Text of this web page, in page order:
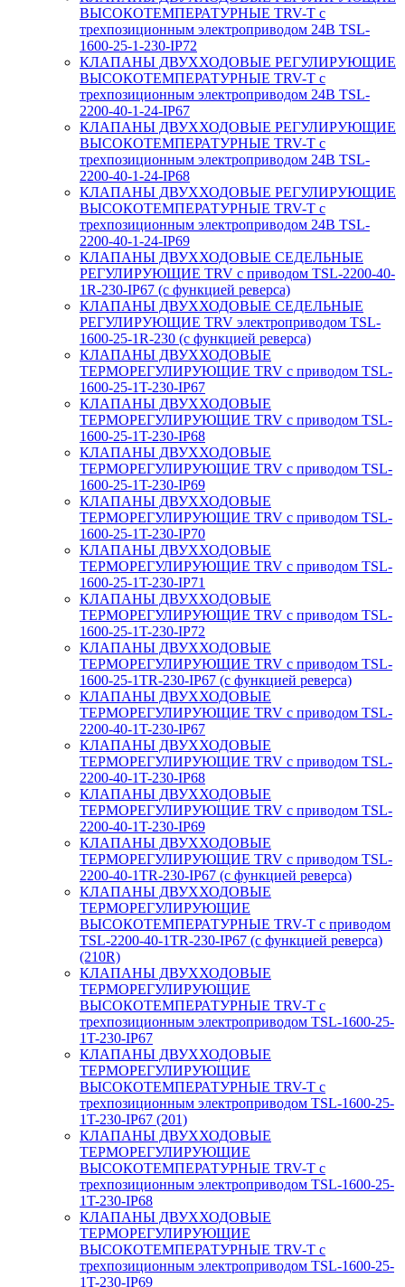
ВЫСОКОТЕМПЕРАТУРНЫЕ TRV-T с
трехпозиционным электроприводом 24В TSL-
1600-25-1-230-IP72
КЛАПАНЫ ДВУХХОДОВЫЕ РЕГУЛИРУЮЩИЕ
ВЫСОКОТЕМПЕРАТУРНЫЕ TRV-T с
трехпозиционным электроприводом 24В TSL-
2200-40-1-24-IP67
КЛАПАНЫ ДВУХХОДОВЫЕ РЕГУЛИРУЮЩИЕ
ВЫСОКОТЕМПЕРАТУРНЫЕ TRV-T с
трехпозиционным электроприводом 24В TSL-
2200-40-1-24-IP68
КЛАПАНЫ ДВУХХОДОВЫЕ РЕГУЛИРУЮЩИЕ
ВЫСОКОТЕМПЕРАТУРНЫЕ TRV-T с
трехпозиционным электроприводом 24В TSL-
2200-40-1-24-IP69
КЛАПАНЫ ДВУХХОДОВЫЕ СЕДЕЛЬНЫЕ
РЕГУЛИРУЮЩИЕ TRV с приводом TSL-2200-40-
1R-230-IP67 (с функцией реверса)
КЛАПАНЫ ДВУХХОДОВЫЕ СЕДЕЛЬНЫЕ
РЕГУЛИРУЮЩИЕ TRV электроприводом TSL-
1600-25-1R-230 (с функцией реверса)
КЛАПАНЫ ДВУХХОДОВЫЕ
ТЕРМОРЕГУЛИРУЮЩИЕ TRV с приводом TSL-
1600-25-1T-230-IP67
КЛАПАНЫ ДВУХХОДОВЫЕ
ТЕРМОРЕГУЛИРУЮЩИЕ TRV с приводом TSL-
1600-25-1T-230-IP68
КЛАПАНЫ ДВУХХОДОВЫЕ
ТЕРМОРЕГУЛИРУЮЩИЕ TRV с приводом TSL-
1600-25-1T-230-IP69
КЛАПАНЫ ДВУХХОДОВЫЕ
ТЕРМОРЕГУЛИРУЮЩИЕ TRV с приводом TSL-
1600-25-1T-230-IP70
КЛАПАНЫ ДВУХХОДОВЫЕ
ТЕРМОРЕГУЛИРУЮЩИЕ TRV с приводом TSL-
1600-25-1T-230-IP71
КЛАПАНЫ ДВУХХОДОВЫЕ
ТЕРМОРЕГУЛИРУЮЩИЕ TRV с приводом TSL-
1600-25-1T-230-IP72
КЛАПАНЫ ДВУХХОДОВЫЕ
ТЕРМОРЕГУЛИРУЮЩИЕ TRV с приводом TSL-
1600-25-1TR-230-IP67 (с функцией реверса)
КЛАПАНЫ ДВУХХОДОВЫЕ
ТЕРМОРЕГУЛИРУЮЩИЕ TRV с приводом TSL-
2200-40-1T-230-IP67
КЛАПАНЫ ДВУХХОДОВЫЕ
ТЕРМОРЕГУЛИРУЮЩИЕ TRV с приводом TSL-
2200-40-1T-230-IP68
КЛАПАНЫ ДВУХХОДОВЫЕ
ТЕРМОРЕГУЛИРУЮЩИЕ TRV с приводом TSL-
2200-40-1T-230-IP69
КЛАПАНЫ ДВУХХОДОВЫЕ
ТЕРМОРЕГУЛИРУЮЩИЕ TRV с приводом TSL-
2200-40-1TR-230-IP67 (с функцией реверса)
КЛАПАНЫ ДВУХХОДОВЫЕ
ТЕРМОРЕГУЛИРУЮЩИЕ
ВЫСОКОТЕМПЕРАТУРНЫЕ TRV-T с приводом
TSL-2200-40-1TR-230-IP67 (с функцией реверса)
(210R)
КЛАПАНЫ ДВУХХОДОВЫЕ
ТЕРМОРЕГУЛИРУЮЩИЕ
ВЫСОКОТЕМПЕРАТУРНЫЕ TRV-T с
трехпозиционным электроприводом TSL-1600-25-
1T-230-IP67
КЛАПАНЫ ДВУХХОДОВЫЕ
ТЕРМОРЕГУЛИРУЮЩИЕ
ВЫСОКОТЕМПЕРАТУРНЫЕ TRV-T с
трехпозиционным электроприводом TSL-1600-25-
1T-230-IP67 (201)
КЛАПАНЫ ДВУХХОДОВЫЕ
ТЕРМОРЕГУЛИРУЮЩИЕ
ВЫСОКОТЕМПЕРАТУРНЫЕ TRV-T с
трехпозиционным электроприводом TSL-1600-25-
1T-230-IP68
КЛАПАНЫ ДВУХХОДОВЫЕ
ТЕРМОРЕГУЛИРУЮЩИЕ
ВЫСОКОТЕМПЕРАТУРНЫЕ TRV-T с
трехпозиционным электроприводом TSL-1600-25-
1T-230-IP69